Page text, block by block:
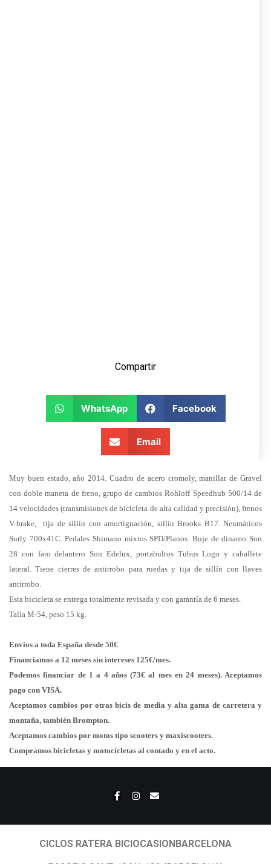
Compartir
WhatsApp Facebook
Email
Muy buen estado, año 2014. Cuadro de acero cromoly, manillar de Gravel
con doble maneta de freno, grupo de cambios Rohloff Speedhub 500/14 de
14 velocidades (transmisiones de bicicleta de alta calidad y precisión), frenos
V-brake, tija de sillín con amortiguación, sillín Brooks B17. Neumáticos
Surly 700x41C. Pedales Shimano mixtos SPD/Planos. Buje de dinamo Son
28 con faro delantero Son Edelux, portabultos Tubus Logo y caballete
lateral. Tiene cierres de antirrobo para ruedas y tija de sillín con llaves
antirrobo.
Esta bicicleta se entrega totalmente revisada y con garantía de 6 meses.
Talla M-54, peso 15 kg.
Envíos a toda España desde 50€
Financiamos a 12 meses sin intereses 125€/mes.
Podemos financiar de 1 a 4 años (73€ al mes en 24 meses). Aceptamos
pago con VISA.
Aceptamos cambios por otras bicis de media y alta gama de carretera y
montaña, también Brompton.
Aceptamos cambios por motos tipo scooters y maxiscooters.
Compramos bicicletas y motocicletas al contado y en el acto.
CICLOS RATERA BICIOCASIONBARCELONA